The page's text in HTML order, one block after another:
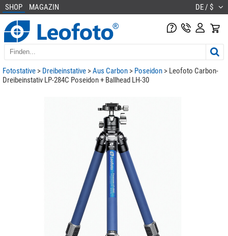
SHOP MAGAZIN DE / $
Fotostative > Dreibeinstative >Aus Carbon > Poseidon > Leofoto Carbon-
Dreibeinstativ LP-284C Poseidon + Ballhead LH-30